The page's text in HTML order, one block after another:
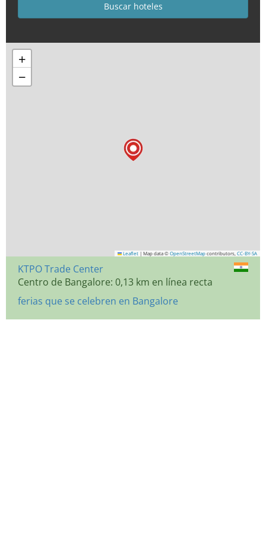
+
−
Leaflet | Map data © OpenStreetMap contributors, CC-BY-SA
KTPO Trade Center
Centro de Bangalore: 0,13 km en línea recta
ferias que se celebren en Bangalore